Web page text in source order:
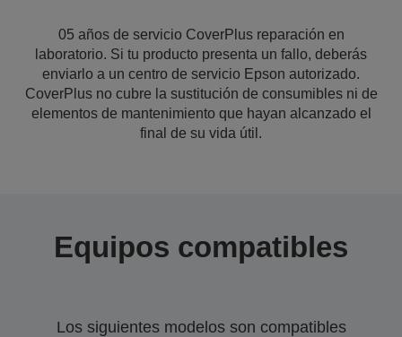
05 años de servicio CoverPlus reparación en
laboratorio. Si tu producto presenta un fallo, deberás
enviarlo a un centro de servicio Epson autorizado.
CoverPlus no cubre la sustitución de consumibles ni de
elementos de mantenimiento que hayan alcanzado el
final de su vida útil.
Equipos compatibles
Los siguientes modelos son compatibles